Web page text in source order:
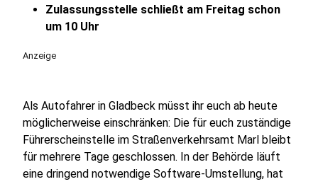
Zulassungsstelle schließt am Freitag schon
um 10 Uhr
Anzeige
Als Autofahrer in Gladbeck müsst ihr euch ab heute
möglicherweise einschränken: Die für euch zuständige
Führerscheinstelle im Straßenverkehrsamt Marl bleibt
für mehrere Tage geschlossen. In der Behörde läuft
eine dringend notwendige Software-Umstellung, hat